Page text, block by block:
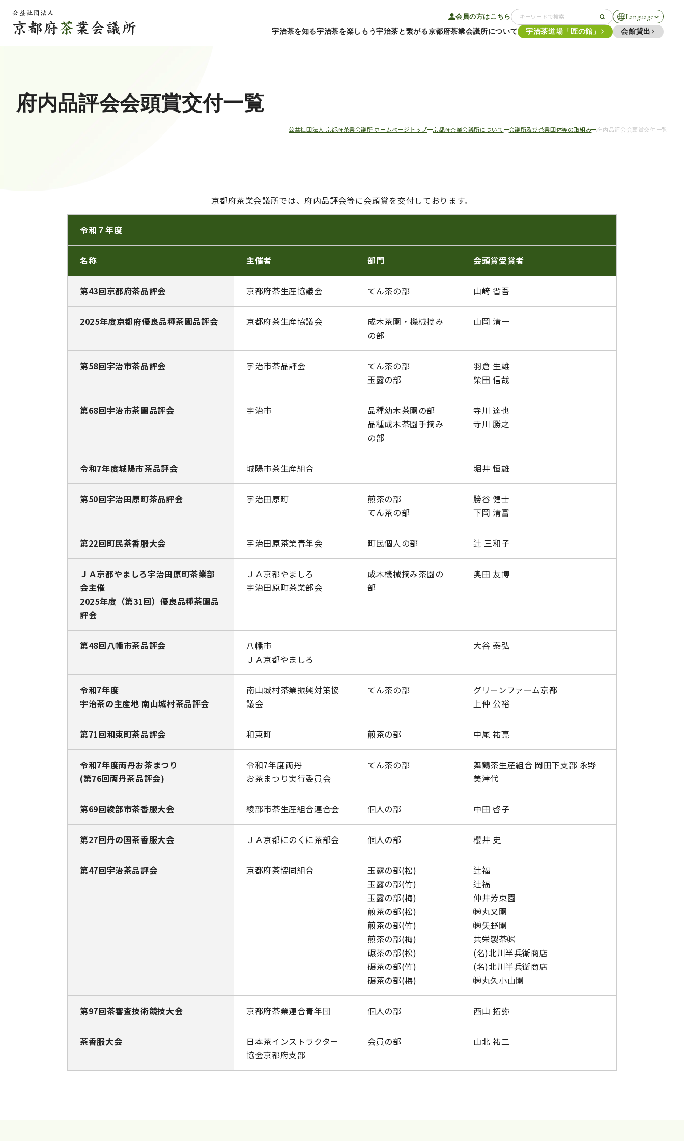
会員の方はこちら Language
宇治茶を知る宇治茶を楽しもう宇治茶と繋がる京都府茶業会議所について 宇治茶道場「匠の館」 会館貸出
府内品評会会頭賞交付一覧
公益社団法人 京都府茶業会議所 ホームページトップ 京都府茶業会議所について 会議所及び茶業団体等の取組み 府内品評会会頭賞交付一覧
京都府茶業会議所では、府内品評会等に会頭賞を交付しております。
令和７年度
名称 主催者 部門 会頭賞受賞者
第43回京都府茶品評会 京都府茶生産協議会 てん茶の部 山﨑 省吾
2025年度京都府優良品種茶園品評会 京都府茶生産協議会
成木茶園・機械摘み
の部
山岡 清一
第58回宇治市茶品評会 宇治市茶品評会
てん茶の部
玉露の部
羽倉 生雄
柴田 信哉
第68回宇治市茶園品評会 宇治市
品種幼木茶園の部
品種成木茶園手摘み
の部
寺川 達也
寺川 勝之
令和7年度城陽市茶品評会 城陽市茶生産組合 堀井 恒雄
第50回宇治田原町茶品評会 宇治田原町
煎茶の部
てん茶の部
勝谷 健士
下岡 清富
第22回町民茶香服大会 宇治田原茶業青年会 町民個人の部 辻 三和子
ＪＡ京都やましろ宇治田原町茶業部
会主催
2025年度（第31回）優良品種茶園品
評会
ＪＡ京都やましろ
宇治田原町茶業部会
成木機械摘み茶園の
部
奥田 友博
第48回八幡市茶品評会
八幡市
ＪＡ京都やましろ
大谷 泰弘
令和7年度
宇治茶の主産地 南山城村茶品評会
南山城村茶業振興対策協
議会
てん茶の部
グリーンファーム京都
上仲 公裕
第71回和束町茶品評会 和束町 煎茶の部 中尾 祐亮
令和7年度両丹お茶まつり
(第76回両丹茶品評会)
令和7年度両丹
お茶まつり実行委員会
てん茶の部
舞鶴茶生産組合 岡田下支部 永野
美津代
第69回綾部市茶香服大会 綾部市茶生産組合連合会 個人の部 中田 啓子
第27回丹の国茶香服大会 ＪＡ京都にのくに茶部会 個人の部 櫻井 史
第47回宇治茶品評会 京都府茶協同組合
玉露の部(松)
玉露の部(竹)
玉露の部(梅)
煎茶の部(松)
煎茶の部(竹)
煎茶の部(梅)
碾茶の部(松)
碾茶の部(竹)
碾茶の部(梅)
辻福
辻福
仲井芳東園
㈱丸又園
㈱矢野園
共栄製茶㈱
(名)北川半兵衛商店
(名)北川半兵衛商店
㈱丸久小山園
第97回茶審査技術競技大会 京都府茶業連合青年団 個人の部 西山 拓弥
茶香服大会
日本茶インストラクター
協会京都府支部
会員の部 山北 祐二